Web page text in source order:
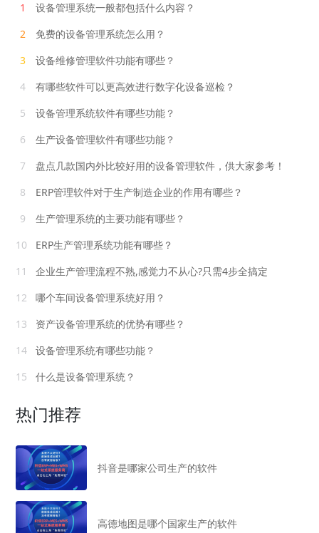
1
设备管理系统一般都包括什么内容？
2
免费的设备管理系统怎么用？
3
设备维修管理软件功能有哪些？
4
有哪些软件可以更高效进行数字化设备巡检？
5
设备管理系统软件有哪些功能？
6
生产设备管理软件有哪些功能？
7
盘点几款国内外比较好用的设备管理软件，供大家参考！
8
ERP管理软件对于生产制造企业的作用有哪些？
9
生产管理系统的主要功能有哪些？
10
ERP生产管理系统功能有哪些？
11
企业生产管理流程不熟,感觉力不从心?只需4步全搞定
12
哪个车间设备管理系统好用？
13
资产设备管理系统的优势有哪些？
14
设备管理系统有哪些功能？
15
什么是设备管理系统？
热门推荐
抖音是哪家公司生产的软件
高德地图是哪个国家生产的软件